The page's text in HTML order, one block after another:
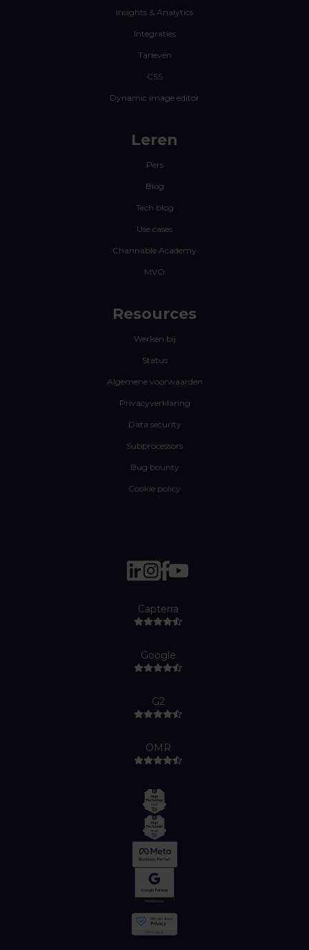
Insights & Analytics
Integraties
Tarieven
CSS
Dynamic image editor
Leren
Pers
Blog
Tech blog
Use cases
Channable Academy
MVO
Resources
Werken bij
Status
Algemene voorwaarden
Privacyverklaring
Data security
Subprocessors
Bug bounty
Cookie policy
Capterra
Google
G2
OMR